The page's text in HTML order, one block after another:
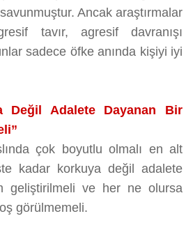
Ancak araştırmalar
tavır, agresif davranışı
sadece öfke anında kişiyi iyi
Değil Adalete Dayanan Bir
çok boyutlu olmalı en alt
kadar korkuya değil adalete
geliştirilmeli ve her ne olursa
görülmemeli.